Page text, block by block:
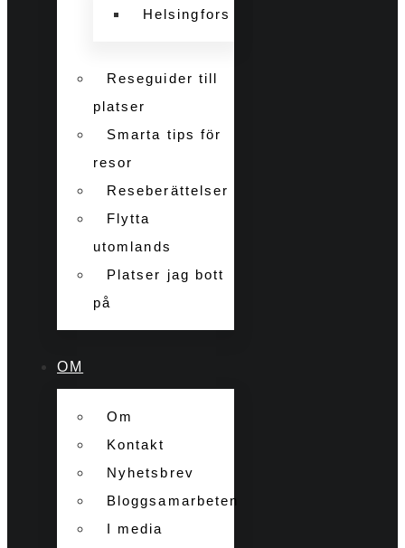
Helsingfors
Reseguider till
platser
Smarta tips för
resor
Reseberättelser
Flytta
utomlands
Platser jag bott
på
OM
Om
Kontakt
Nyhetsbrev
Bloggsamarbeten
I media